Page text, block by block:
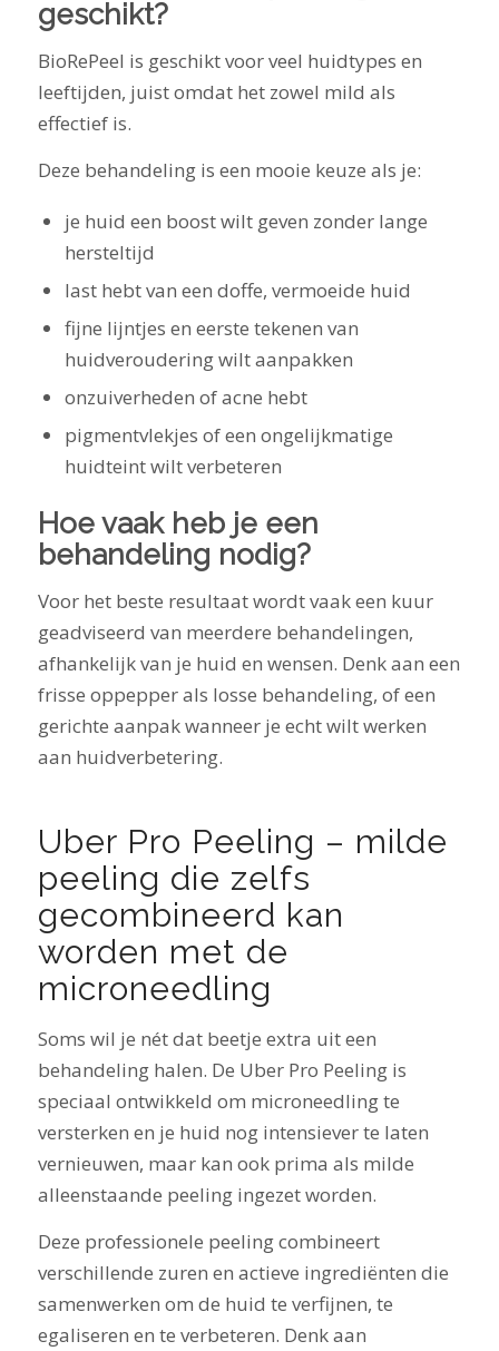
geschikt?
BioRePeel is geschikt voor veel huidtypes en
leeftijden, juist omdat het zowel mild als
effectief is.
Deze behandeling is een mooie keuze als je:
je huid een boost wilt geven zonder lange
hersteltijd
last hebt van een doffe, vermoeide huid
fijne lijntjes en eerste tekenen van
huidveroudering wilt aanpakken
onzuiverheden of acne hebt
pigmentvlekjes of een ongelijkmatige
huidteint wilt verbeteren
Hoe vaak heb je een
behandeling nodig?
Voor het beste resultaat wordt vaak een kuur
geadviseerd van meerdere behandelingen,
afhankelijk van je huid en wensen. Denk aan een
frisse oppepper als losse behandeling, of een
gerichte aanpak wanneer je echt wilt werken
aan huidverbetering.
Uber Pro Peeling – milde
peeling die zelfs
gecombineerd kan
worden met de
microneedling
Soms wil je nét dat beetje extra uit een
behandeling halen. De Uber Pro Peeling is
speciaal ontwikkeld om microneedling te
versterken en je huid nog intensiever te laten
vernieuwen, maar kan ook prima als milde
alleenstaande peeling ingezet worden.
Deze professionele peeling combineert
verschillende zuren en actieve ingrediënten die
samenwerken om de huid te verfijnen, te
egaliseren en te verbeteren. Denk aan